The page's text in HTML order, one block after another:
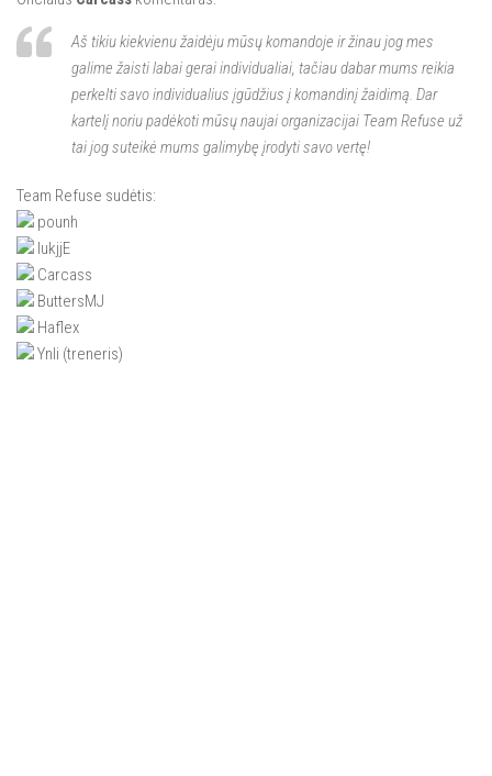
Aš tikiu kiekvienu žaidėju mūsų komandoje ir žinau jog mes
galime žaisti labai gerai individualiai, tačiau dabar mums reikia
perkelti savo individualius įgūdžius į komandinį žaidimą. Dar
kartelį noriu padėkoti mūsų naujai organizacijai Team Refuse už
tai jog suteikė mums galimybę įrodyti savo vertę!
Team Refuse sudėtis:
pounh
lukjjE
Carcass
ButtersMJ
Haflex
Ynli (treneris)